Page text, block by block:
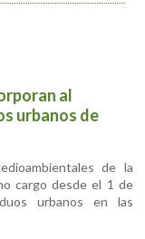
al
urbanos de
de la
cargo desde el 1 de
urbanos en las